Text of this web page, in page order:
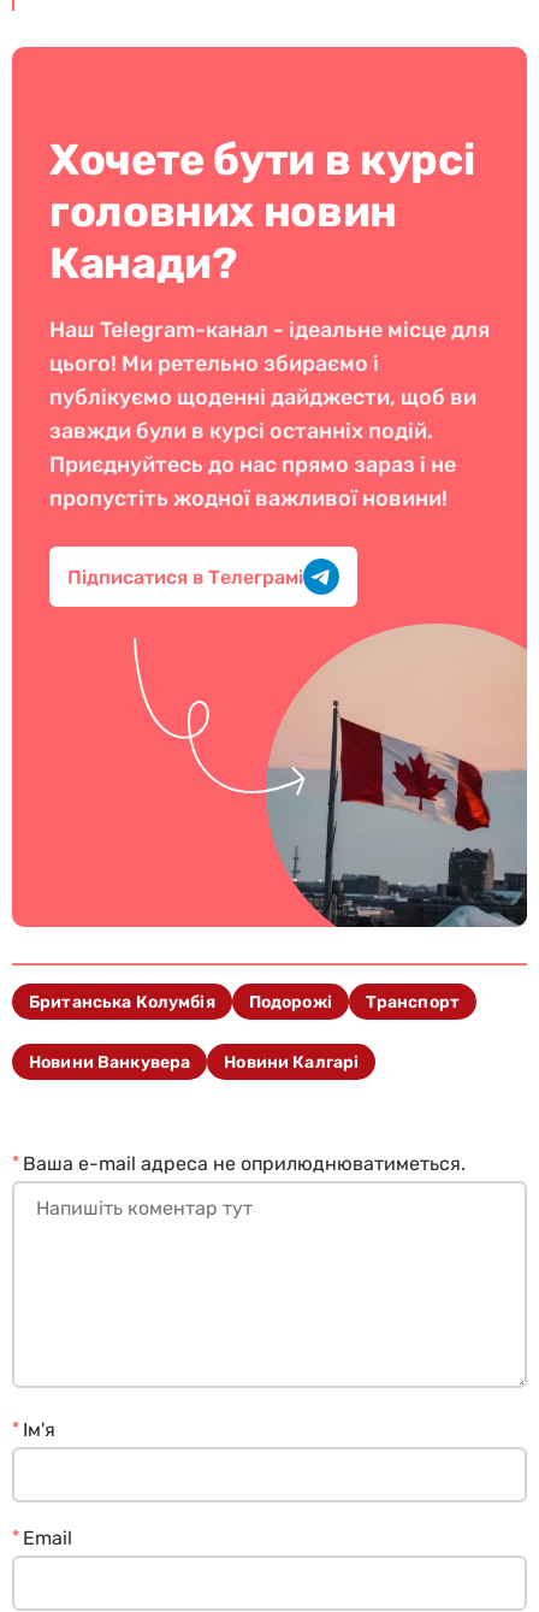
Хочете бути в курсі
головних новин
Канади?
Наш Telegram-канал - ідеальне місце для
цього! Ми ретельно збираємо і
публікуємо щоденні дайджести, щоб ви
завжди були в курсі останніх подій.
Приєднуйтесь до нас прямо зараз і не
пропустіть жодної важливої новини!
Підписатися в Телеграмі
Британська Колумбія Подорожі Транспорт
Новини Ванкувера Новини Калгарі
Ваша e-mail адреса не оприлюднюватиметься.
*
Ім'я
*
Email
*